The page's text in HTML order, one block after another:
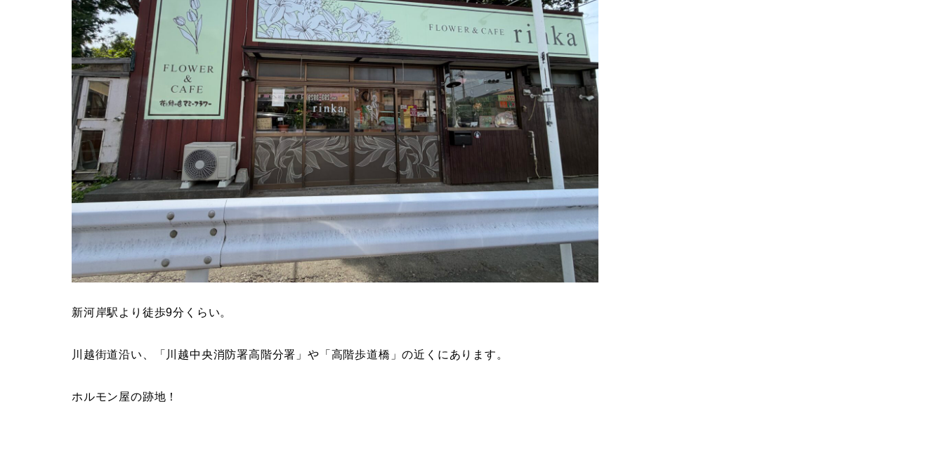
新河岸駅より徒歩9分くらい。
川越街道沿い、「川越中央消防署高階分署」や「高階歩道橋」の近くにあります。
ホルモン屋の跡地！